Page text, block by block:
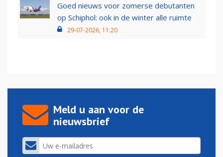
Goed nieuws voor zomerse debutanten
op Schiphol: ook in de winter alle ruimte
29-07-2026, 11:20
Meld u aan voor de
nieuwsbrief